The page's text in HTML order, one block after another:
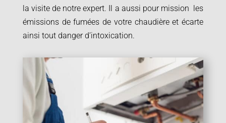
la visite de notre expert. Il a aussi pour mission les
émissions de fumées de votre chaudière et écarte
ainsi tout danger d’intoxication.